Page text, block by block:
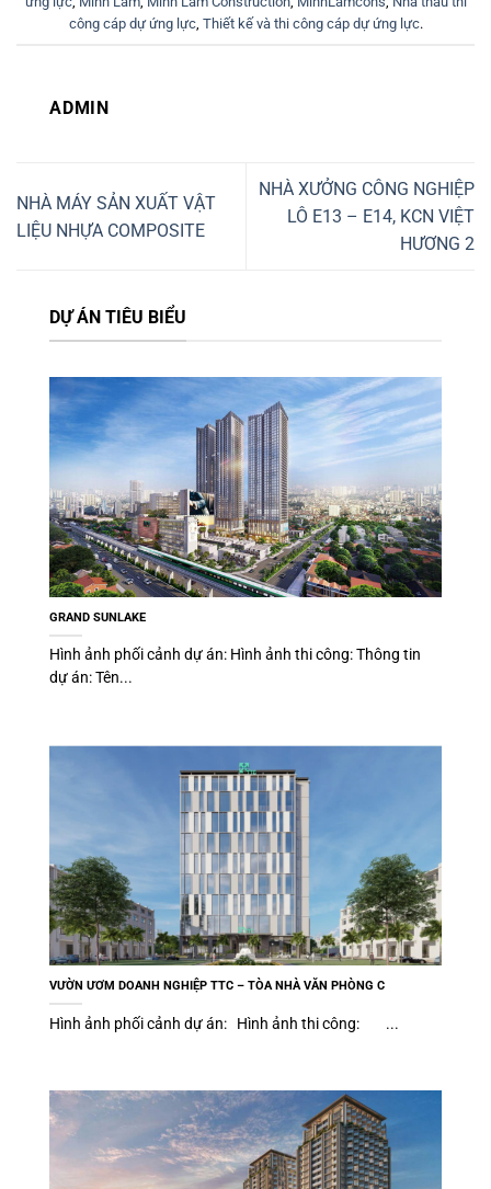
công cáp dự ứng lực, Thiết kế và thi công cáp dự ứng lực.
ADMIN
NHÀ MÁY SẢN XUẤT VẬT
LIỆU NHỰA COMPOSITE
NHÀ XƯỞNG CÔNG NGHIỆP
LÔ E13 – E14, KCN VIỆT
HƯƠNG 2
DỰ ÁN TIÊU BIỂU
GRAND SUNLAKE
Hình ảnh phối cảnh dự án: Hình ảnh thi công: Thông tin
dự án: Tên...
VƯỜN ƯƠM DOANH NGHIỆP TTC – TÒA NHÀ VĂN PHÒNG C
Hình ảnh phối cảnh dự án: Hình ảnh thi công: ...